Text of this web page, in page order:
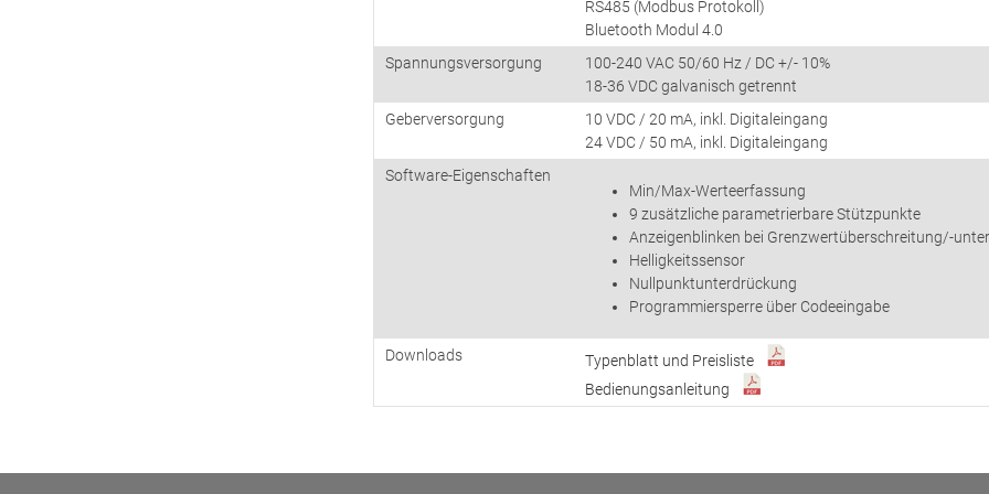
RS485 (Modbus Protokoll)
Bluetooth Modul 4.0
Spannungsversorgung
100-240 VAC 50/60 Hz / DC +/- 10%
18-36 VDC galvanisch getrennt
Geberversorgung
10 VDC / 20 mA, inkl. Digitaleingang
24 VDC / 50 mA, inkl. Digitaleingang
Software-Eigenschaften
Min/Max-Werteerfassung
9 zusätzliche parametrierbare Stützpunkte
Anzeigenblinken bei Grenzwertüberschreitung/-
Helligkeitssensor
Nullpunktunterdrückung
Programmiersperre über Codeeingabe
Downloads
Typenblatt und Preisliste
Bedienungsanleitung